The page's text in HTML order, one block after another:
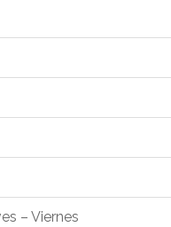
– Viernes